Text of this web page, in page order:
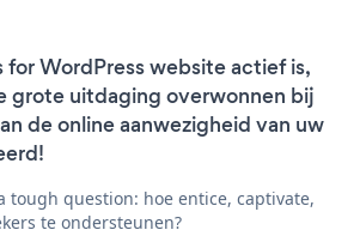
for WordPress website actief is,
grote uitdaging overwonnen bij
de online aanwezigheid van uw
tough question: hoe entice, captivate,
te ondersteunen?